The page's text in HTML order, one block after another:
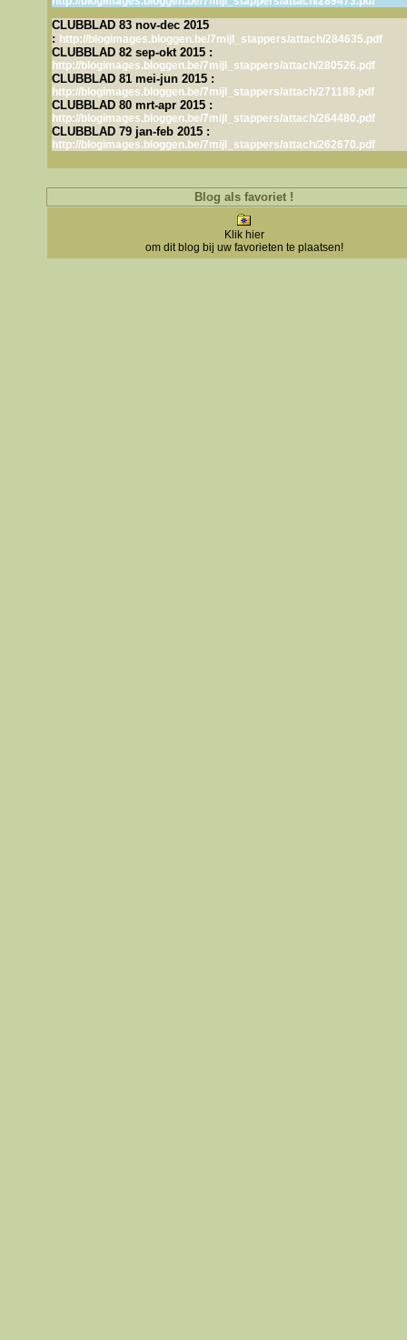
CLUBBLAD 83 nov-dec 2015
: http://blogimages.bloggen.be/7mijl_stappers/attach/284635.pdf
CLUBBLAD 82 sep-okt 2015 :
http://blogimages.bloggen.be/7mijl_stappers/attach/280526.pdf
CLUBBLAD 81 mei-jun 2015 :
http://blogimages.bloggen.be/7mijl_stappers/attach/271188.pdf
CLUBBLAD 80 mrt-apr 2015 :
http://blogimages.bloggen.be/7mijl_stappers/attach/264480.pdf
CLUBBLAD 79 jan-feb 2015 :
http://blogimages.bloggen.be/7mijl_stappers/attach/262670.pdf
Blog als favoriet !
Klik hier
om dit blog bij uw favorieten te plaatsen!